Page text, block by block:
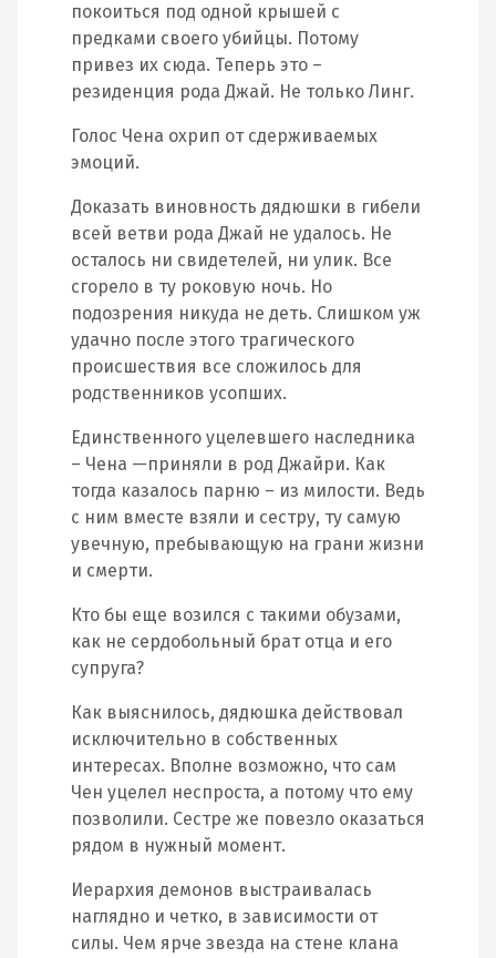
покоиться под одной крышей с
предками своего убийцы. Потому
привез их сюда. Теперь это –
резиденция рода Джай. Не только Линг.
Голос Чена охрип от сдерживаемых
эмоций.
Доказать виновность дядюшки в гибели
всей ветви рода Джай не удалось. Не
осталось ни свидетелей, ни улик. Все
сгорело в ту роковую ночь. Но
подозрения никуда не деть. Слишком уж
удачно после этого трагического
происшествия все сложилось для
родственников усопших.
Единственного уцелевшего наследника
– Чена —приняли в род Джайри. Как
тогда казалось парню – из милости. Ведь
с ним вместе взяли и сестру, ту самую
увечную, пребывающую на грани жизни
и смерти.
Кто бы еще возился с такими обузами,
как не сердобольный брат отца и его
супруга?
Как выяснилось, дядюшка действовал
исключительно в собственных
интересах. Вполне возможно, что сам
Чен уцелел неспроста, а потому что ему
позволили. Сестре же повезло оказаться
рядом в нужный момент.
Иерархия демонов выстраивалась
наглядно и четко, в зависимости от
силы. Чем ярче звезда на стене клана